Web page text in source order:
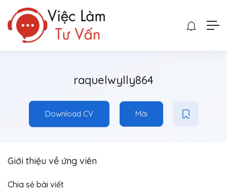
raquelwylly864
Download CV Mời
Giới thiệu về ứng viên
Chia sẻ bài viết